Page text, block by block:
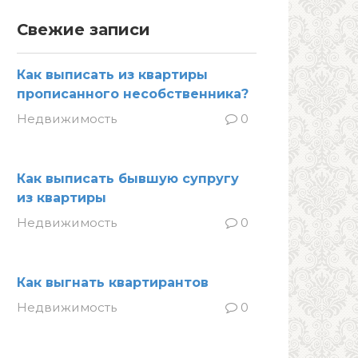
Свежие записи
Как выписать из квартиры
прописанного несобственника?
Недвижимость
0
Как выписать бывшую супругу
из квартиры
Недвижимость
0
Как выгнать квартирантов
Недвижимость
0